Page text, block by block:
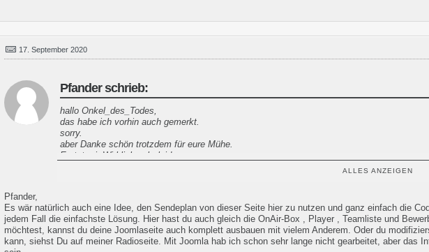
17. September 2020
Pfander schrieb:
hallo Onkel_des_Todes,
das habe ich vorhin auch gemerkt.
sorry.
aber Danke schön trotzdem für eure Mühe.
Es tut mir Wirklich sehr leid.
ALLES ANZEIGEN
Pfander,
Es wär natürlich auch eine Idee, den Sendeplan von dieser Seite hier zu nutzen und ganz einfach die
jedem Fall die einfachste Lösung. Hier hast du auch gleich die OnAir-Box , Player , Teamliste und
möchtest, kannst du deine Joomlaseite auch komplett ausbauen mit vielem Anderem. Oder du
kann, siehst Du auf meiner Radioseite. Mit Joomla hab ich schon sehr lange nicht gearbeitet, aber das